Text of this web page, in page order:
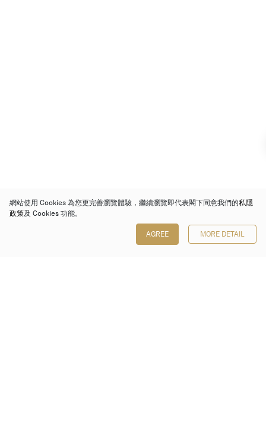
網站使用 Cookies 為您更完善瀏覽體驗，繼續瀏覽即代表閣下同意我們的私隱
政策及 Cookies 功能。
AGREE MORE DETAIL